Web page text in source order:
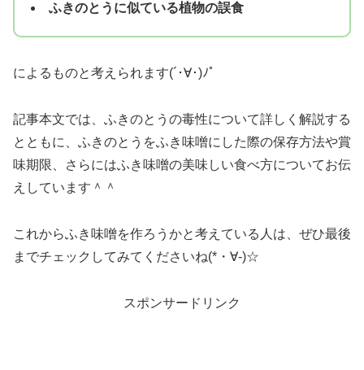
ふきのとうに似ている植物の誤食
によるものと考えられます(´･∀･)ﾉﾟ
記事本文では、ふきのとうの毒性について詳しく解説する
とともに、ふきのとうをふき味噌にした際の保存方法や賞
味期限、さらにはふき味噌の美味しい食べ方についてお伝
えしています＾＾
これからふき味噌を作ろうかと考えている人は、ぜひ最後
までチェックしてみてくださいね(*・∀-)☆
スポンサードリンク